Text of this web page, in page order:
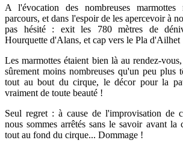
A l'évocation des nombreuses marmottes
parcours, et dans l'espoir de les apercevoir à
pas hésité : exit les 780 mètres de
Hourquette d'Alans, et cap vers le Pla d'Ailhet
Les marmottes étaient bien là au rendez-
sûrement moins nombreuses qu'un peu plus
tout au bout du cirque, le décor pour la
vraiment de toute beauté !
Seul regret : à cause de l'improvisation de
nous sommes arrêtés sans le savoir avant la
tout au fond du cirque... Dommage !